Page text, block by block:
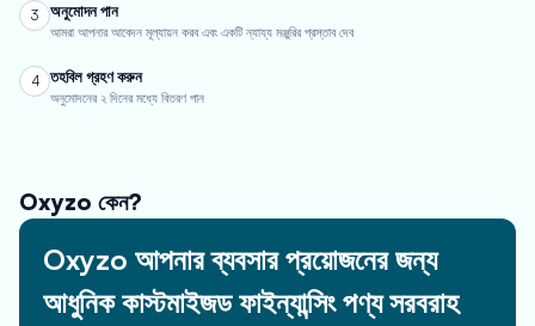
3 অনুমোদন পান
আমরা আপনার আবেদন মূল্যায়ন করব এবং একটি ন্যায্য মঞ্জুরির প্রস্তাব দেব
4 তহবিল গ্রহণ করুন
অনুমোদনের ২ দিনের মধ্যে বিতরণ পান
Oxyzo কেন?
Oxyzo আপনার ব্যবসার প্রয়োজনের জন্য
আধুনিক কাস্টমাইজড ফাইন্যান্সিং পণ্য সরবরাহ